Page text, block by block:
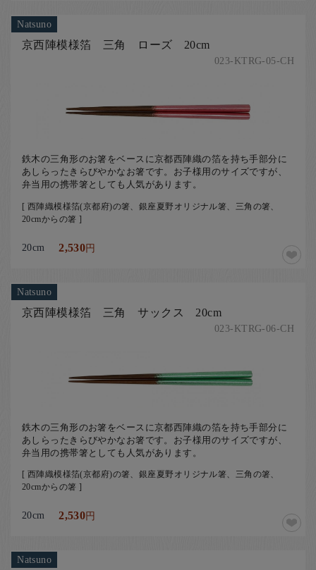
Natsuno
京西陣模様箔 三角 ローズ 20cm
023-KTRG-05-CH
鉄木の三角形のお箸をベースに京都西陣織の箔を持ち手部分に
あしらったきらびやかなお箸です。お子様用のサイズですが、
弁当用の携帯箸としても人気があります。
[ 西陣織模様箔(京都府)の箸、銀座夏野オリジナル箸、三角の箸、
20cmからの箸 ]
20cm 2,530円
Natsuno
京西陣模様箔 三角 サックス 20cm
023-KTRG-06-CH
鉄木の三角形のお箸をベースに京都西陣織の箔を持ち手部分に
あしらったきらびやかなお箸です。お子様用のサイズですが、
弁当用の携帯箸としても人気があります。
[ 西陣織模様箔(京都府)の箸、銀座夏野オリジナル箸、三角の箸、
20cmからの箸 ]
20cm 2,530円
Natsuno